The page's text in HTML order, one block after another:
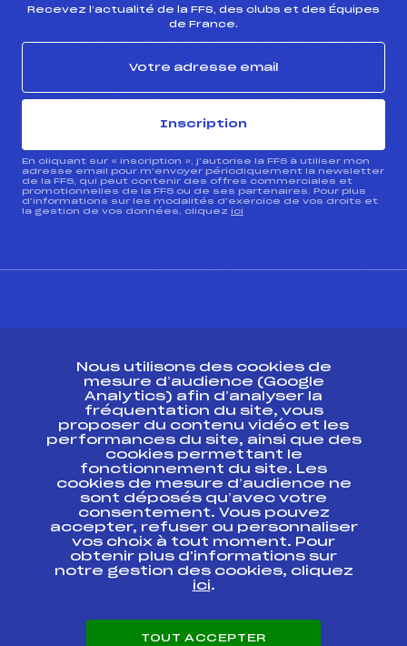
Recevez l’actualité de la FFS, des clubs et des Équipes
de France.
Inscription
En cliquant sur « inscription », j’autorise la FFS à utiliser mon
adresse email pour m’envoyer périodiquement la newsletter
de la FFS, qui peut contenir des offres commerciales et
promotionnelles de la FFS ou de ses partenaires. Pour plus
d’informations sur les modalités d’exercice de vos droits et
la gestion de vos données, cliquez ici
ESPACE PRESSE
Ressources
Pass’Neige
Projet sportif fédéral
Projet de performance fédéral
Antidopage
Pôle Développement, Formation, Suivi
Scientifique
Listes ministérielles
Pôle vie de l’athlète
Nous utilisons des cookies de
mesure d’audience (Google
Analytics) afin d’analyser la
fréquentation du site, vous
proposer du contenu vidéo et les
performances du site, ainsi que des
cookies permettant le
fonctionnement du site. Les
cookies de mesure d’audience ne
sont déposés qu’avec votre
consentement. Vous pouvez
accepter, refuser ou personnaliser
vos choix à tout moment. Pour
obtenir plus d'informations sur
notre gestion des cookies, cliquez
ici.
TOUT ACCEPTER